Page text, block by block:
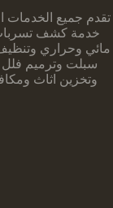
تقدم جميع الخدمات
خدمة كشف
مائي وحراري
سبلت وترميم
وتخزين اثاث